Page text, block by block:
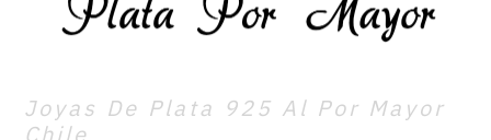
Joyas De Plata 925 Al Por Mayor